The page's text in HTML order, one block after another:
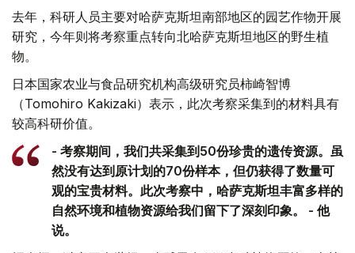
去年，科研人员主要对哈萨克斯坦南部地区的园艺作物开展
研究，今年则将考察重点转向北哈萨克斯坦地区的野生植
物。
日本国家农业与食品研究机构高级研究员柿崎智博
（Tomohiro Kakizaki）表示，此次考察采集到的材料具有
较高科研价值。
- 考察期间，我们共采集到50份珍贵的遗传资源。虽
然没有达到原计划的70份样本，但仍获得了数量可
观的宝贵材料。此次考察中，哈萨克斯坦丰富多样的
自然环境和植物资源给我们留下了深刻印象。 - 他
说。